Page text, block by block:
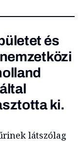
és
ki.
látszólag